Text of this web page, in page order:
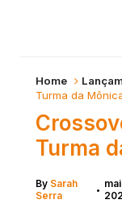
Home
Turma da
Turma
By Sarah
Serra
•